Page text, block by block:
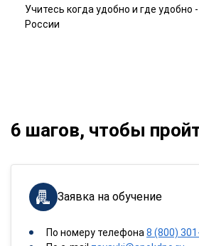
Учитесь когда удобно и где удобно
России
6 шагов, чтобы
Заявка на обучение
По номеру телефона 8 (800)